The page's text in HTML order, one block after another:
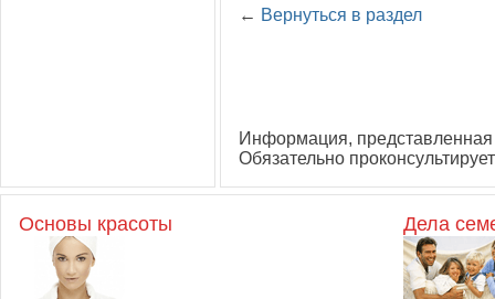
← Вернуться в раздел
Информация, представленная
Обязательно
Основы красоты Дела